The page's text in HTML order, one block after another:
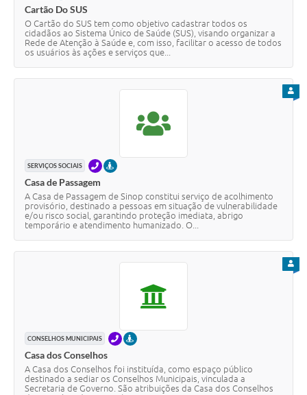
Cartão Do SUS
O Cartão do SUS tem como objetivo cadastrar todos os
cidadãos ao Sistema Único de Saúde (SUS), visando organizar a
Rede de Atenção à Saúde e, com isso, facilitar o acesso de todos
os usuários às ações e serviços que...
SERVIÇOS SOCIAIS TELEFONEPRESENCIAL
Casa de Passagem
A Casa de Passagem de Sinop constitui serviço de acolhimento
provisório, destinado a pessoas em situação de vulnerabilidade
e/ou risco social, garantindo proteção imediata, abrigo
temporário e atendimento humanizado. O...
CONSELHOS MUNICIPAIS TELEFONEPRESENCIAL
Casa dos Conselhos
A Casa dos Conselhos foi instituída, como espaço público
destinado a sediar os Conselhos Municipais, vinculada a
Secretaria de Governo. São atribuições da Casa dos Conselhos